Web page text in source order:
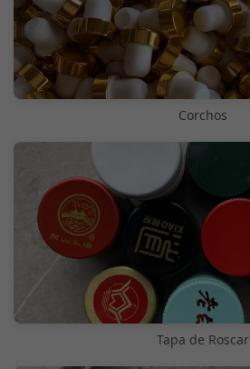
Corchos
Tapa de Roscar